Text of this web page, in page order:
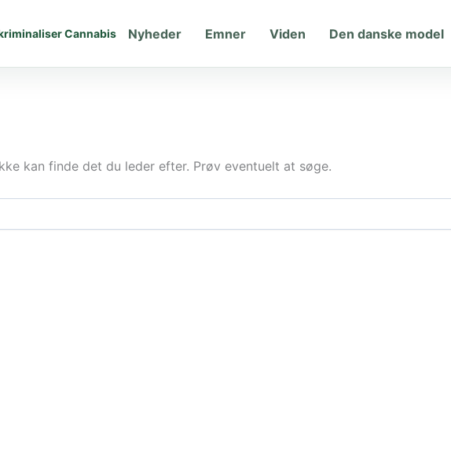
Cannabis Nyheder Emner Viden Den danske model
kan finde det du leder efter. Prøv eventuelt at søge.